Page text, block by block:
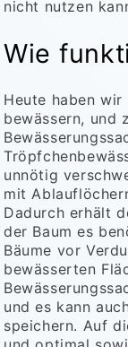
nicht nutzen
Wie
Heute haben
bewässern, und
unnötig
mit
Dadurch erhält
der Baum es
Bäume vor
bewässerten
und es kann
speichern. Auf